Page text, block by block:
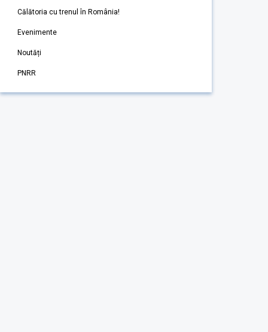
Călătoria cu trenul în România!
Evenimente
Noutăți
PNRR